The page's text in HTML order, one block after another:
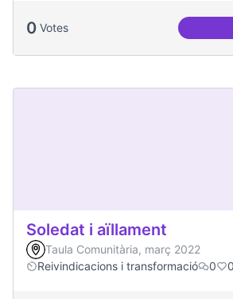
0 Votes
Soledat i aïllament
Taula Comunitària, març 2022
Reivindicacions i transformació
0 0